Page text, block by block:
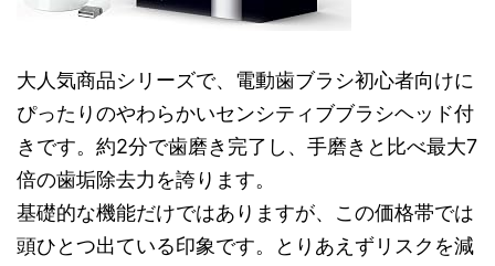
大人気商品シリーズで、電動歯ブラシ初心者向けに
ぴったりのやわらかいセンシティブブラシヘッド付
きです。約2分で歯磨き完了し、手磨きと比べ最大7
倍の歯垢除去力を誇ります。
基礎的な機能だけではありますが、この価格帯では
頭ひとつ出ている印象です。とりあえずリスクを減